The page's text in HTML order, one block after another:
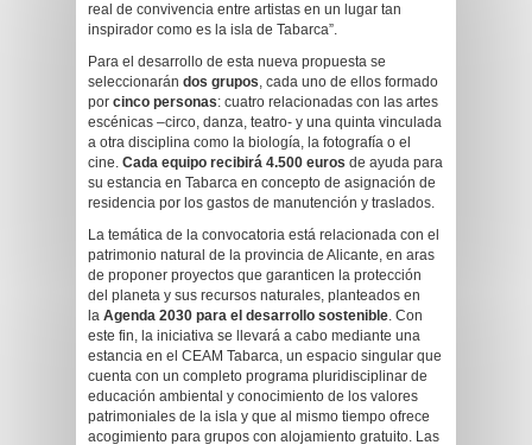
real de convivencia entre artistas en un lugar tan
inspirador como es la isla de Tabarca”.
Para el desarrollo de esta nueva propuesta se
seleccionarán dos grupos, cada uno de ellos formado
por cinco personas: cuatro relacionadas con las artes
escénicas –circo, danza, teatro- y una quinta vinculada
a otra disciplina como la biología, la fotografía o el
cine. Cada equipo recibirá 4.500 euros de ayuda para
su estancia en Tabarca en concepto de asignación de
residencia por los gastos de manutención y traslados.
La temática de la convocatoria está relacionada con el
patrimonio natural de la provincia de Alicante, en aras
de proponer proyectos que garanticen la protección
del planeta y sus recursos naturales, planteados en
la Agenda 2030 para el desarrollo sostenible. Con
este fin, la iniciativa se llevará a cabo mediante una
estancia en el CEAM Tabarca, un espacio singular que
cuenta con un completo programa pluridisciplinar de
educación ambiental y conocimiento de los valores
patrimoniales de la isla y que al mismo tiempo ofrece
acogimiento para grupos con alojamiento gratuito. Las